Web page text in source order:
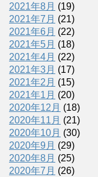
2021年8月 (19)
2021年7月 (21)
2021年6月 (22)
2021年5月 (18)
2021年4月 (22)
2021年3月 (17)
2021年2月 (15)
2021年1月 (20)
2020年12月 (18)
2020年11月 (21)
2020年10月 (30)
2020年9月 (29)
2020年8月 (25)
2020年7月 (26)